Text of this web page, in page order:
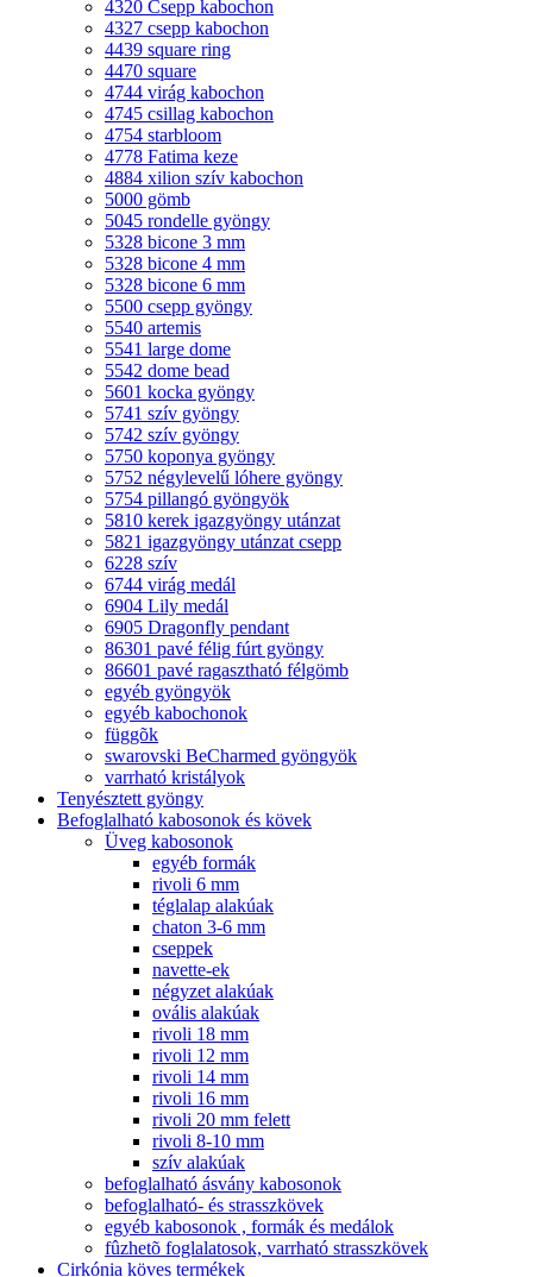
4320 Csepp kabochon
4327 csepp kabochon
4439 square ring
4470 square
4744 virág kabochon
4745 csillag kabochon
4754 starbloom
4778 Fatima keze
4884 xilion szív kabochon
5000 gömb
5045 rondelle gyöngy
5328 bicone 3 mm
5328 bicone 4 mm
5328 bicone 6 mm
5500 csepp gyöngy
5540 artemis
5541 large dome
5542 dome bead
5601 kocka gyöngy
5741 szív gyöngy
5742 szív gyöngy
5750 koponya gyöngy
5752 négylevelű lóhere gyöngy
5754 pillangó gyöngyök
5810 kerek igazgyöngy utánzat
5821 igazgyöngy utánzat csepp
6228 szív
6744 virág medál
6904 Lily medál
6905 Dragonfly pendant
86301 pavé félig fúrt gyöngy
86601 pavé ragasztható félgömb
egyéb gyöngyök
egyéb kabochonok
függõk
swarovski BeCharmed gyöngyök
varrható kristályok
Tenyésztett gyöngy
Befoglalható kabosonok és kövek
Üveg kabosonok
egyéb formák
rivoli 6 mm
téglalap alakúak
chaton 3-6 mm
cseppek
navette-ek
négyzet alakúak
ovális alakúak
rivoli 18 mm
rivoli 12 mm
rivoli 14 mm
rivoli 16 mm
rivoli 20 mm felett
rivoli 8-10 mm
szív alakúak
befoglalható ásvány kabosonok
befoglalható- és strasszkövek
egyéb kabosonok , formák és medálok
fûzhetõ foglalatosok, varrható strasszkövek
Cirkónia köves termékek